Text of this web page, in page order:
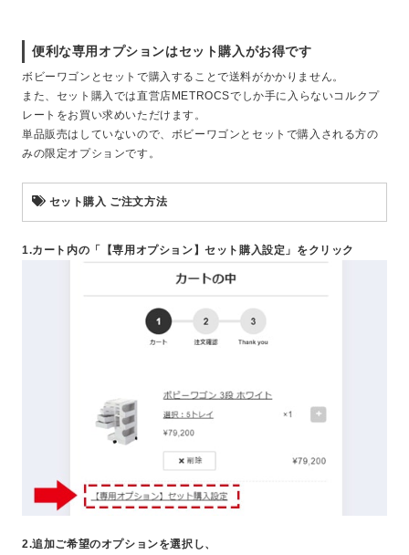
便利な専用オプションはセット購入がお得です
ボビーワゴンとセットで購入することで送料がかかりません。
また、セット購入では直営店METROCSでしか手に入らないコルクプ
レートをお買い求めいただけます。
単品販売はしていないので、ボビーワゴンとセットで購入される方の
みの限定オプションです。
セット購入 ご注文方法
1.カート内の「【専用オプション】セット購入設定」をクリック
2.追加ご希望のオプションを選択し、